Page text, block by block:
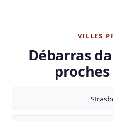
VILLES
Débarras